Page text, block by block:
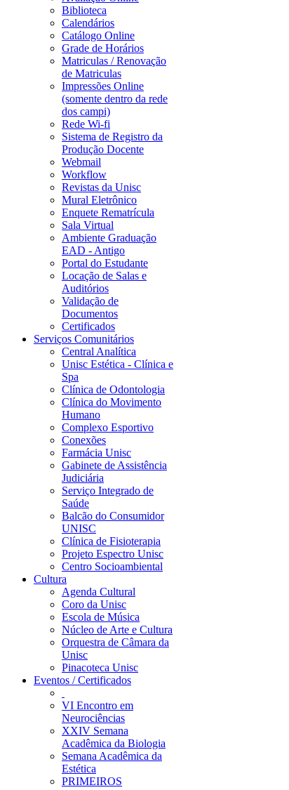
Biblioteca
Calendários
Catálogo Online
Grade de Horários
Matriculas / Renovação
de Matriculas
Impressões Online
(somente dentro da rede
dos campi)
Rede Wi-fi
Sistema de Registro da
Produção Docente
Webmail
Workflow
Revistas da Unisc
Mural Eletrônico
Enquete Rematrícula
Sala Virtual
Ambiente Graduação
EAD - Antigo
Portal do Estudante
Locação de Salas e
Auditórios
Validação de
Documentos
Certificados
Serviços Comunitários
Central Analítica
Unisc Estética - Clínica e
Spa
Clínica de Odontologia
Clínica do Movimento
Humano
Complexo Esportivo
Conexões
Farmácia Unisc
Gabinete de Assistência
Judiciária
Serviço Integrado de
Saúde
Balcão do Consumidor
UNISC
Clínica de Fisioterapia
Projeto Espectro Unisc
Centro Socioambiental
Cultura
Agenda Cultural
Coro da Unisc
Escola de Música
Núcleo de Arte e Cultura
Orquestra de Câmara da
Unisc
Pinacoteca Unisc
Eventos / Certificados
VI Encontro em
Neurociências
XXIV Semana
Acadêmica da Biologia
Semana Acadêmica da
Estética
PRIMEIROS